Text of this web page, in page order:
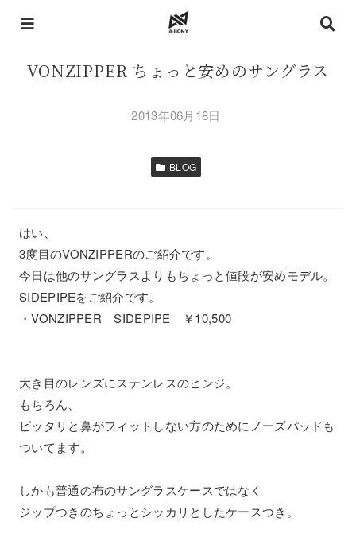
VONZIPPER ちょっと安めのサングラス
2013年06月18日
BLOG
はい、
3度目のVONZIPPERのご紹介です。
今日は他のサングラスよりもちょっと値段が安めモデル。
SIDEPIPEをご紹介です。
・VONZIPPER SIDEPIPE ￥10,500
大き目のレンズにステンレスのヒンジ。
もちろん、
ピッタリと鼻がフィットしない方のためにノーズパッドも
ついてます。
しかも普通の布のサングラスケースではなく
ジップつきのちょっとシッカリとしたケースつき。